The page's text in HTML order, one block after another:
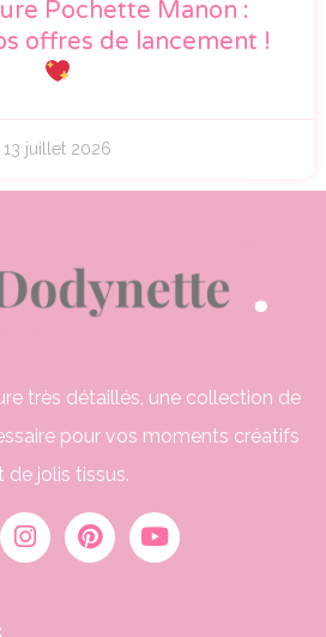
Pochette Manon :
offres de lancement !
13 juillet 2026
très détaillés, une collection de
pour vos moments créatifs
de jolis tissus.